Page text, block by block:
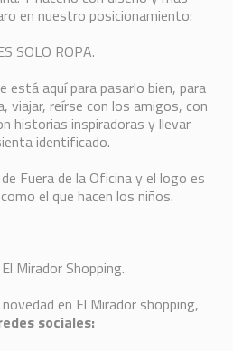
en nuestro posicionamiento:
SOLO ROPA.
está aquí para pasarlo bien, para
viajar, reírse con los amigos, con
historias inspiradoras y llevar
identificado.
Fuera de la Oficina y el logo es
el que hacen los niños.
Mirador Shopping.
en El Mirador shopping,
sociales: